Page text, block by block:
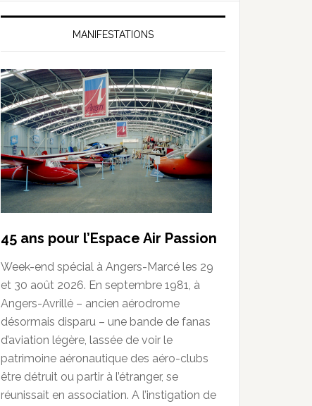
MANIFESTATIONS
45 ans pour l’Espace Air Passion
Week-end spécial à Angers-Marcé les 29
et 30 août 2026. En septembre 1981, à
Angers-Avrillé – ancien aérodrome
désormais disparu – une bande de fanas
d’aviation légère, lassée de voir le
patrimoine aéronautique des aéro-clubs
être détruit ou partir à l’étranger, se
réunissait en association. A l’instigation de